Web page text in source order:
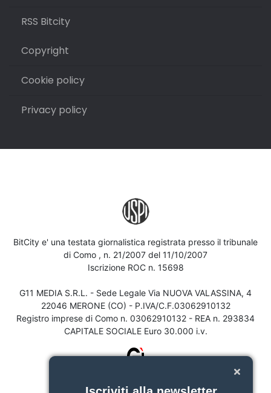
RSS Bitcity
Copyright
Cookie policy
Privacy policy
BitCity e' una testata giornalistica registrata presso il tribunale
di Como , n. 21/2007 del 11/10/2007
Iscrizione ROC n. 15698
G11 MEDIA S.R.L. - Sede Legale Via NUOVA VALASSINA, 4
22046 MERONE (CO) - P.IVA/C.F.03062910132
Registro imprese di Como n. 03062910132 - REA n. 293834
CAPITALE SOCIALE Euro 30.000 i.v.